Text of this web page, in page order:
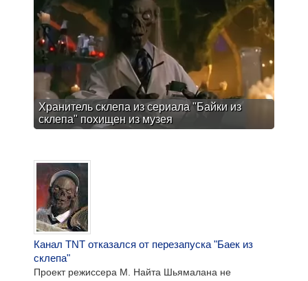
Хранитель склепа из сериала "Байки из
склепа" похищен из музея
Канал TNT отказался от перезапуска "Баек из
склепа"
Проект режиссера М. Найта Шьямалана не